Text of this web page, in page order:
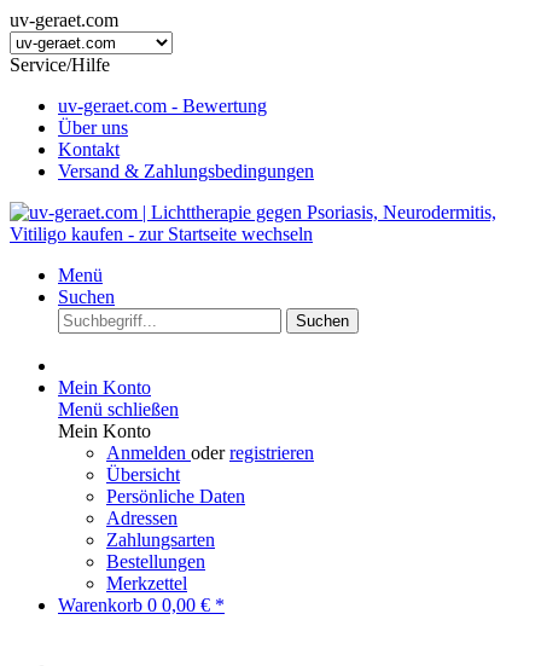
uv-geraet.com
Service/Hilfe
uv-geraet.com - Bewertung
Über uns
Kontakt
Versand & Zahlungsbedingungen
Menü
Suchen
Suchen
Mein Konto
Menü schließen
Mein Konto
Anmelden oderregistrieren
Übersicht
Persönliche Daten
Adressen
Zahlungsarten
Bestellungen
Merkzettel
Warenkorb 0 0,00 € *